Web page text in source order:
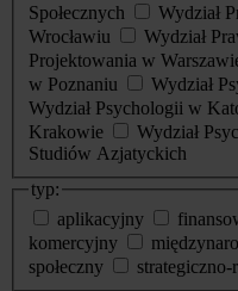
Społecznych
Wydział
Wrocławiu
Wydział
Projektowania w
w Poznaniu
Wydział
Wydział Psychologii w
Krakowie
Wydział
Studiów Azjatyckich
typ:
aplikacyjny
komercyjny
społeczny